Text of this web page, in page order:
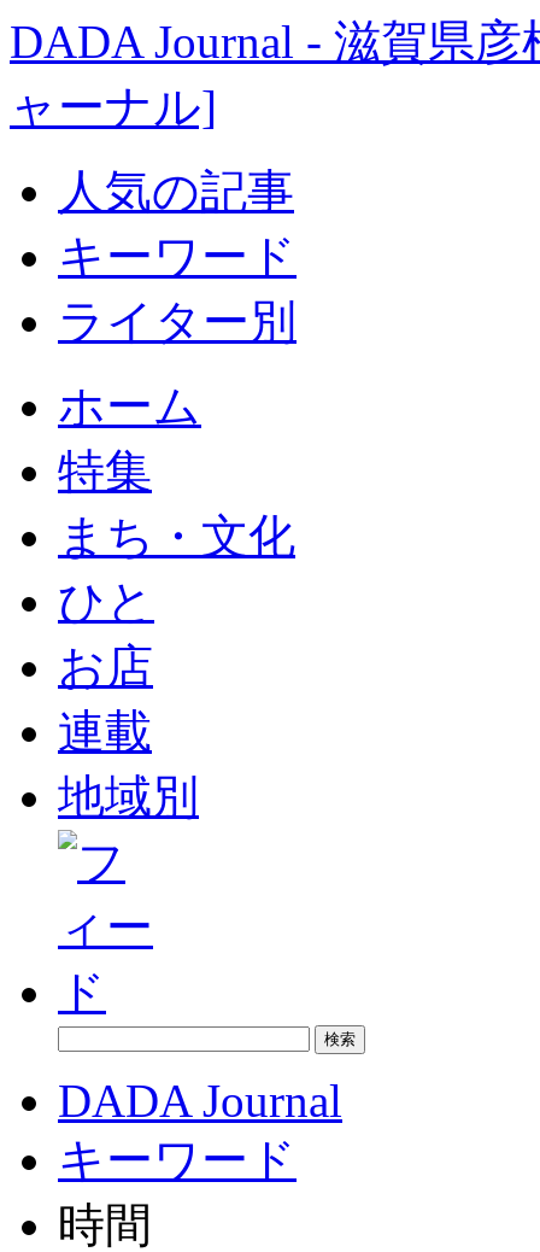
DADA Journal - 滋賀県
ャーナル]
人気の記事
キーワード
ライター別
ホーム
特集
まち・文化
ひと
お店
連載
地域別
DADA Journal
キーワード
時間